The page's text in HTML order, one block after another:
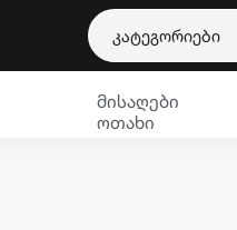
კატეგორიები
მისაღები
ოთახი